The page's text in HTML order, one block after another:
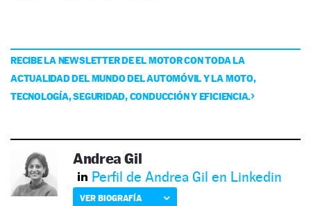
RECIBE LA NEWSLETTER DE EL MOTOR CON TODA LA
ACTUALIDAD DEL MUNDO DEL AUTOMÓVIL Y LA MOTO,
TECNOLOGÍA, SEGURIDAD, CONDUCCIÓN Y EFICIENCIA.
Andrea Gil
Perfil de Andrea Gil en Linkedin
VER BIOGRAFÍA